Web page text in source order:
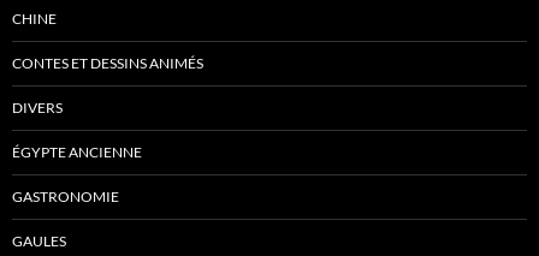
CHINE
CONTES ET DESSINS ANIMÉS
DIVERS
ÉGYPTE ANCIENNE
GASTRONOMIE
GAULES